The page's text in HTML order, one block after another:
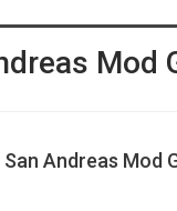
Mod
Andreas Mod